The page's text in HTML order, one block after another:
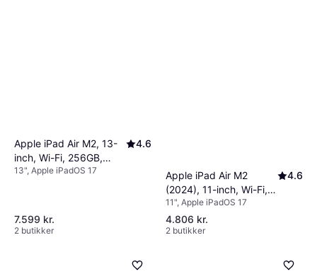
Apple iPad Air M2, 13-
inch, Wi-Fi, 256GB,
Space Gray
4.6
13", Apple iPadOS 17
7.599 kr.
2 butikker
Apple iPad Air M2
(2024), 11-inch, Wi-Fi,
128GB Space Grey
4.6
11", Apple iPadOS 17
4.806 kr.
2 butikker